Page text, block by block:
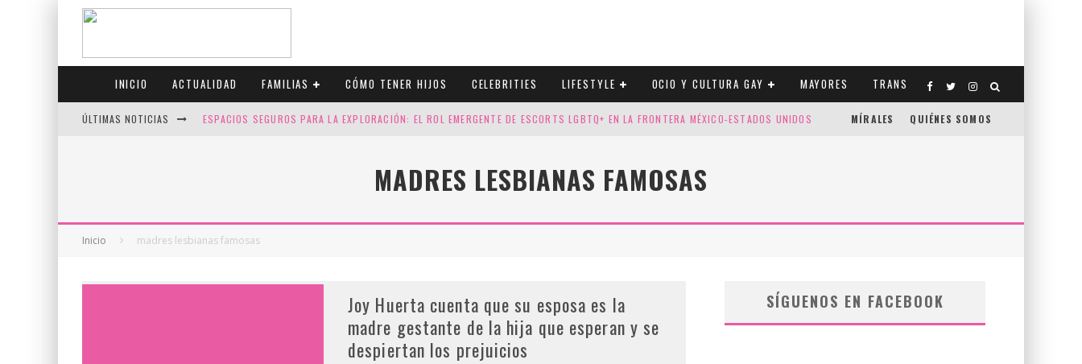
INICIO ACTUALIDAD FAMILIAS CÓMO TENER HIJOS CELEBRITIES LIFESTYLE OCIO Y CULTURA GAY MAYORES TRANS
ÚLTIMAS NOTICIAS ESPACIOS SEGUROS PARA LA EXPLORACIÓN: EL ROL EMERGENTE DE ESCORTS LGBTQ+ EN LA FRONTERA MÉXICO-ESTADOS UNIDOS
CANADÁ CELEBRA EL ORGULLO CON CUATRO SELLOS QUE HONRAN LA HISTORIA LGTB
MÍRALES QUIÉNES SOMOS
MADRES LESBIANAS FAMOSAS
Inicio madres lesbianas famosas
Joy Huerta cuenta que su esposa es la
madre gestante de la hija que esperan y se
despiertan los prejuicios
SÍGUENOS EN FACEBOOK